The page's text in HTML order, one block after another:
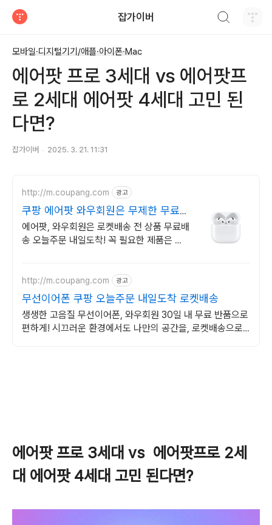
잡가이버
모바일·디지털기기/애플·아이폰·Mac
에어팟 프로 3세대 vs 에어팟프
로 2세대 에어팟 4세대 고민 된
다면?
잡가이버 2025. 3. 21. 11:31
http://m.coupang.com 광고
쿠팡 에어팟 와우회원은 무제한 무료
배송
에어팟, 와우회원은 로켓배송 전 상품 무료배
송 오늘주문 내일도착! 꼭 필요한 제품은 쿠
http://m.coupang.com 광고
무선이어폰 쿠팡 오늘주문 내일도착 로켓배송
생생한 고음질 무선이어폰, 와우회원 30일 내 무료 반품으로
편하게! 시끄러운 환경에서도 나만의 공간을, 로켓배송으로
에어팟 프로 3세대 vs 에어팟프로 2세
대 에어팟 4세대 고민 된다면?